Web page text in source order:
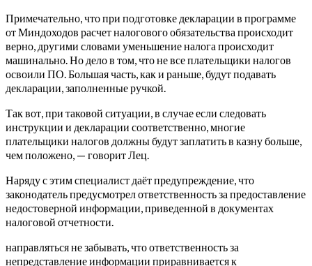
Примечательно, что при подготовке декларации в программе
от Миндоходов расчет налогового обязательства происходит
верно, другими словами уменьшение налога происходит
машинально. Но дело в том, что не все плательщики налогов
освоили ПО. Большая часть, как и раньше, будут подавать
декларации, заполненные ручкой.
Так вот, при таковой ситуации, в случае если следовать
инструкции и декларации соответственно, многие
плательщики налогов должны будут заплатить в казну больше,
чем положено, — говорит Лец.
Наряду с этим специалист даёт предупреждение, что
законодатель предусмотрел ответственность за предоставление
недостоверной информации, приведенной в документах
налоговой отчетности.
направляться не забывать, что ответственность за
непредставление информации приравнивается к